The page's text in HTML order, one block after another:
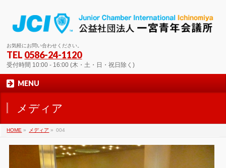
お気軽にお問い合わせください。
TEL 0586-24-1120
受付時間 10:00 - 16:00 (木・土・日・祝日除く)
MENU
メディア
HOME » メディア » 004